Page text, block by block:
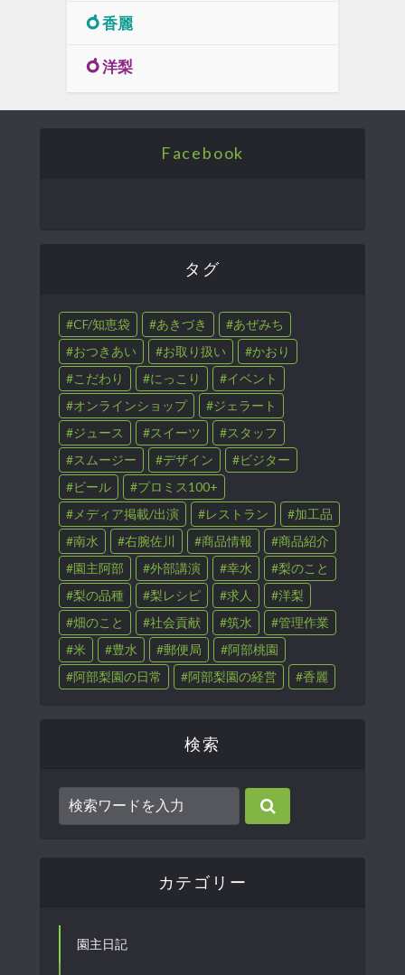
香麗
洋梨
Facebook
タグ
CF/知恵袋 あきづき
あぜみち
おつきあい
お取り扱い
かおり
こだわり
にっこり
イベント
オンラインショップ
ジェラート
ジュース
スイーツ
スタッフ
スムージー
デザイン
ビジター
ビール
プロミス100+
メディア掲載/出演
レストラン
加工品
南水
右腕佐川 商品情報
商品紹介
園主阿部
外部講演 幸水
梨のこと
梨の品種
梨レシピ 求人
洋梨
畑のこと
社会貢献 筑水
管理作業
米
豊水 郵便局
阿部桃園
阿部梨園の日常
阿部梨園の経営 香麗
検索
カテゴリー
園主日記